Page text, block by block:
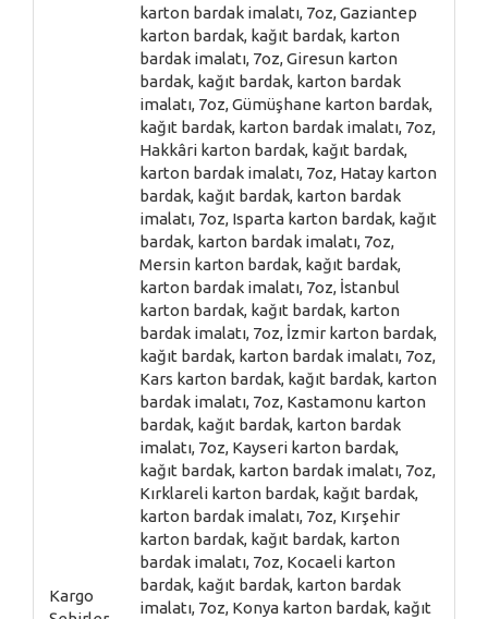
Kargo
karton bardak imalatı, 7oz, Gaziantep
karton bardak, kağıt bardak, karton
bardak imalatı, 7oz, Giresun karton
bardak, kağıt bardak, karton bardak
imalatı, 7oz, Gümüşhane karton bardak,
kağıt bardak, karton bardak imalatı, 7oz,
Hakkâri karton bardak, kağıt bardak,
karton bardak imalatı, 7oz, Hatay karton
bardak, kağıt bardak, karton bardak
imalatı, 7oz, Isparta karton bardak, kağıt
bardak, karton bardak imalatı, 7oz,
Mersin karton bardak, kağıt bardak,
karton bardak imalatı, 7oz, İstanbul
karton bardak, kağıt bardak, karton
bardak imalatı, 7oz, İzmir karton bardak,
kağıt bardak, karton bardak imalatı, 7oz,
Kars karton bardak, kağıt bardak, karton
bardak imalatı, 7oz, Kastamonu karton
bardak, kağıt bardak, karton bardak
imalatı, 7oz, Kayseri karton bardak,
kağıt bardak, karton bardak imalatı, 7oz,
Kırklareli karton bardak, kağıt bardak,
karton bardak imalatı, 7oz, Kırşehir
karton bardak, kağıt bardak, karton
bardak imalatı, 7oz, Kocaeli karton
bardak, kağıt bardak, karton bardak
imalatı, 7oz, Konya karton bardak, kağıt